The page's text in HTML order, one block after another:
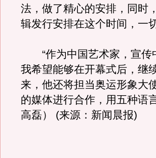
法，做了精心的安排，同时
辑发行安排在这个时间，一
“作为中国艺术家，宣传
我希望能够在开幕式后，继
来，他还将担当奥运形象大
的媒体进行合作，用五种语
高磊） (来源：新闻晨报)